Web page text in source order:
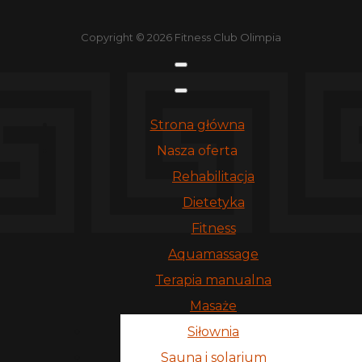
Copyright © 2026 Fitness Club Olimpia
Strona główna
Nasza oferta
Rehabilitacja
Dietetyka
Fitness
Aquamassage
Terapia manualna
Masaże
Siłownia
Sauna i solarium